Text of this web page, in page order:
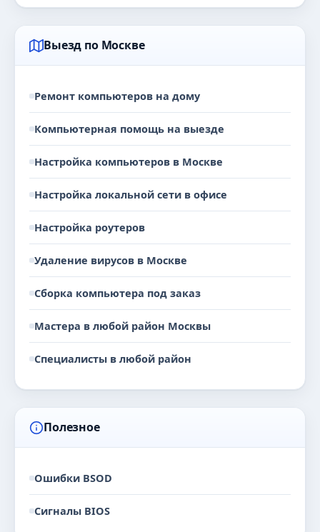
Выезд по Москве
Ремонт компьютеров на дому
Компьютерная помощь на выезде
Настройка компьютеров в Москве
Настройка локальной сети в офисе
Настройка роутеров
Удаление вирусов в Москве
Сборка компьютера под заказ
Мастера в любой район Москвы
Специалисты в любой район
Полезное
Ошибки BSOD
Сигналы BIOS